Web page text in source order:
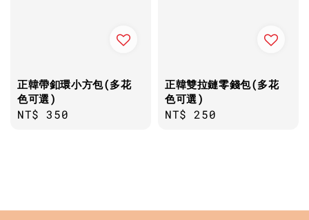
正韓帶釦環小方包(多花
色可選)
Regular
NT$ 350
正韓雙拉鏈零錢包(多花
色可選)
Regular
NT$ 250